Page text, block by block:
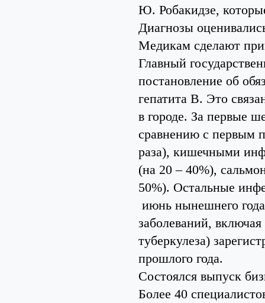
Ю. Робакидзе,
Диагнозы
Медикам сделают
Главный
постановление об
гепатита В. Это
в городе. За первые
сравнению с первым
раза), кишечными
(на 20 – 40%),
50%). Остальные
июнь нынешнего
заболеваний,
туберкулеза)
прошлого года.
Состоялся выпуск
Более 40